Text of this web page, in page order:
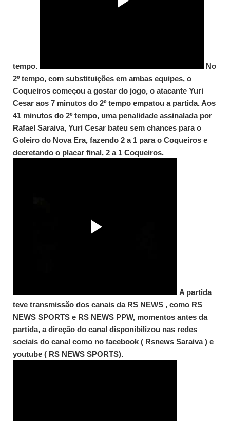
tempo.
No
2º tempo, com substituições em ambas equipes, o
Coqueiros começou a gostar do jogo, o atacante Yuri
Cesar aos 7 minutos do 2º tempo empatou a partida. Aos
41 minutos do 2º tempo, uma penalidade assinalada por
Rafael Saraiva, Yuri Cesar bateu sem chances para o
Goleiro do Nova Era, fazendo 2 a 1 para o Coqueiros e
decretando o placar final, 2 a 1 Coqueiros.
A partida
teve transmissão dos canais da RS NEWS , como RS
NEWS SPORTS e RS NEWS PPW, momentos antes da
partida, a direção do canal disponibilizou nas redes
sociais do canal como no facebook ( Rsnews Saraiva ) e
youtube ( RS NEWS SPORTS).